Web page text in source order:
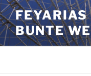
Zum
Inhalt
springen
FEYARIAS
BUNTE